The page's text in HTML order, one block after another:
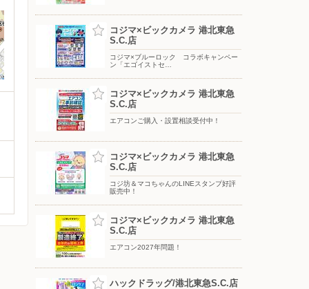
コジマ×ビックカメラ 港北東急
S.C.店
コジマ×ブルーロック コラボキャンペー
ン「エゴイストセ…
コジマ×ビックカメラ 港北東急
S.C.店
エアコンご購入・設置相談受付中！
コジマ×ビックカメラ 港北東急
S.C.店
コジ坊＆マコちゃんのLINEスタンプ好評
販売中！
コジマ×ビックカメラ 港北東急
S.C.店
エアコン2027年問題！
ハックドラッグ/港北東急S.C.店